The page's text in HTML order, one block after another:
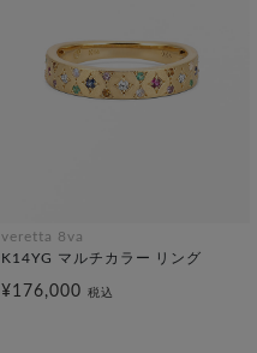
veretta 8va
K14YG マルチカラー リング
¥176,000 税込